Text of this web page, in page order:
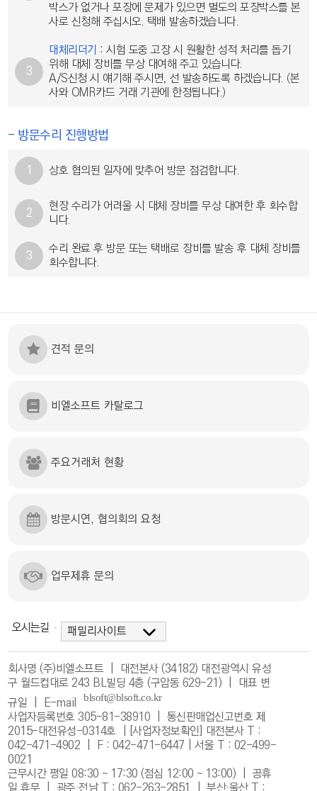
박스가 없거나 포장에 문제가 있으면 별도의 포장박스를 본
사로 신청해 주십시오. 택배 발송하겠습니다.
3
대체리더기 : 시험 도중 고장 시 원활한 성적 처리를 돕기
위해 대체 장비를 무상 대여해 주고 있습니다.
A/S신청 시 얘기해 주시면, 선 발송하도록 하겠습니다. (본
사와 OMR카드 거래 기관에 한정됩니다.)
- 방문수리 진행방법
1 상호 협의된 일자에 맞추어 방문 점검합니다.
2
현장 수리가 어려울 시 대체 장비를 무상 대여한 후 회수합
니다.
3
수리 완료 후 방문 또는 택배로 장비를 발송 후 대체 장비를
회수합니다.
견적 문의
비엘소프트 카탈로그
주요거래처 현황
방문시연, 협의회의 요청
업무제휴 문의
오시는길
회사명 (주)비엘소프트 | 대전본사 (34182) 대전광역시 유성
구 월드컵대로 243 BL빌딩 4층 (구암동 629-21) | 대표 변
규일 |
E-mail
사업자등록번호 305-81-38910 | 통신판매업신고번호 제
2015-대전유성-0314호 |
[사업자정보확인]
대전본사 T :
042-471-4902 | F : 042-471-6447 | 서울 T : 02-499-
0021
근무시간 평일 08:30 ~ 17:30 (점심 12:00 ~ 13:00) | 공휴
일 휴무 | 광주·전남 T : 062-263-2851 | 부산·울산 T :